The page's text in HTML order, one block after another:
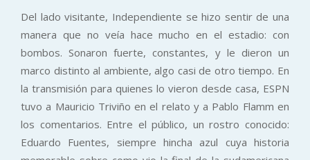
Del lado visitante, Independiente se hizo sentir de una
manera que no veía hace mucho en el estadio: con
bombos. Sonaron fuerte, constantes, y le dieron un
marco distinto al ambiente, algo casi de otro tiempo. En
la transmisión para quienes lo vieron desde casa, ESPN
tuvo a Mauricio Triviño en el relato y a Pablo Flamm en
los comentarios. Entre el público, un rostro conocido:
Eduardo Fuentes, siempre hincha azul cuya historia